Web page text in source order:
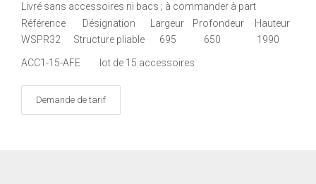
Livré sans accessoires ni bacs ; à commander à part
Référence Désignation Largeur Profondeur Hauteur
WSPR32 Structure pliable 695 650 1990
ACC1-15-AFE lot de 15 accessoires
Demande de tarif